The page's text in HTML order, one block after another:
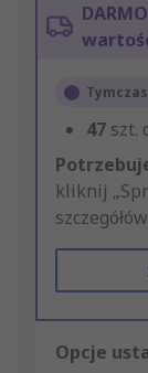
47 szt.
kliknij
Opcje